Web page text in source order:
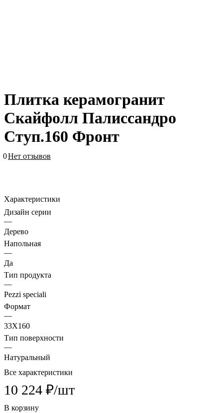
Плитка керамогранит
Скайфолл Палиссандро
Ступ.160 Фронт
0Нет отзывов
Характеристики
Дизайн серии
—
Дерево
Напольная
—
Да
Тип продукта
—
Pezzi speciali
Формат
—
33X160
Тип поверхности
—
Натуральный
Все характеристики
10 224 ₽/шт
В корзину